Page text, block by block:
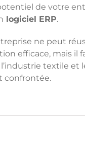
de votre
logiciel ERP.
ne peut
efficace, mais il
textile et
confrontée.